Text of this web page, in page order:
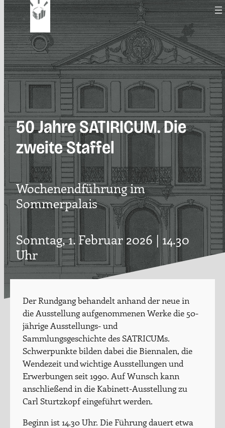
Zum
Inhalt
springen
50 Jahre SATIRICUM. Die
zweite Staffel
Wochenendführung im
Sommerpalais
Sonntag, 1. Februar 2026 | 14.30
Uhr
Der Rundgang behandelt anhand der neue in
die Ausstellung aufgenommenen Werke die 50-
jährige Ausstellungs- und
Sammlungsgeschichte des SATRICUMs.
Schwerpunkte bilden dabei die Biennalen, die
Wendezeit und wichtige Ausstellungen und
Erwerbungen seit 1990. Auf Wunsch kann
anschließend in die Kabinett-Ausstellung zu
Carl Sturtzkopf eingeführt werden.
Beginn ist 14.30 Uhr. Die Führung dauert etwa